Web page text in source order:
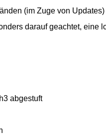
(im Zuge von
darauf geachtet,
abgestuft